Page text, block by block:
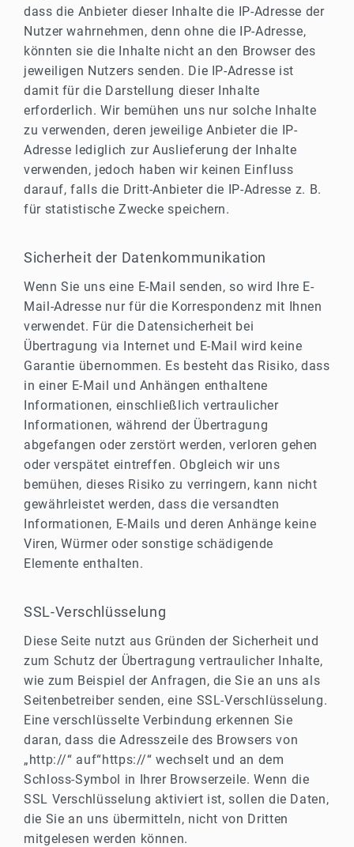
dass die Anbieter dieser Inhalte die IP-Adresse der
Nutzer wahrnehmen, denn ohne die IP-Adresse,
könnten sie die Inhalte nicht an den Browser des
jeweiligen Nutzers senden. Die IP-Adresse ist
damit für die Darstellung dieser Inhalte
erforderlich. Wir bemühen uns nur solche Inhalte
zu verwenden, deren jeweilige Anbieter die IP-
Adresse lediglich zur Auslieferung der Inhalte
verwenden, jedoch haben wir keinen Einfluss
darauf, falls die Dritt-Anbieter die IP-Adresse z. B.
für statistische Zwecke speichern.
Sicherheit der Datenkommunikation
Wenn Sie uns eine E-Mail senden, so wird Ihre E-
Mail-Adresse nur für die Korrespondenz mit Ihnen
verwendet. Für die Datensicherheit bei
Übertragung via Internet und E-Mail wird keine
Garantie übernommen. Es besteht das Risiko, dass
in einer E-Mail und Anhängen enthaltene
Informationen, einschließlich vertraulicher
Informationen, während der Übertragung
abgefangen oder zerstört werden, verloren gehen
oder verspätet eintreffen. Obgleich wir uns
bemühen, dieses Risiko zu verringern, kann nicht
gewährleistet werden, dass die versandten
Informationen, E-Mails und deren Anhänge keine
Viren, Würmer oder sonstige schädigende
Elemente enthalten.
SSL-Verschlüsselung
Diese Seite nutzt aus Gründen der Sicherheit und
zum Schutz der Übertragung vertraulicher Inhalte,
wie zum Beispiel der Anfragen, die Sie an uns als
Seitenbetreiber senden, eine SSL-Verschlüsselung.
Eine verschlüsselte Verbindung erkennen Sie
daran, dass die Adresszeile des Browsers von
„http://“ auf“https://“ wechselt und an dem
Schloss-Symbol in Ihrer Browserzeile. Wenn die
SSL Verschlüsselung aktiviert ist, sollen die Daten,
die Sie an uns übermitteln, nicht von Dritten
mitgelesen werden können.